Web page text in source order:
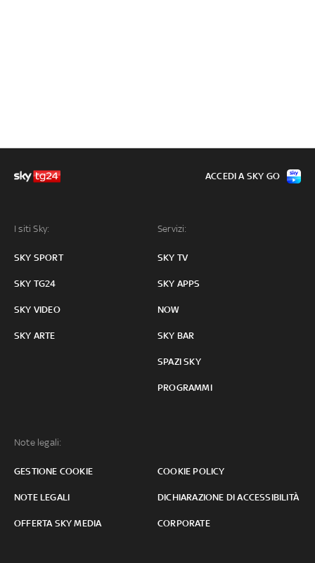
I siti Sky:
SKY SPORT
SKY TG24
SKY VIDEO
SKY ARTE
Servizi:
SKY TV
SKY APPS
NOW
SKY BAR
SPAZI SKY
PROGRAMMI
Note legali:
GESTIONE COOKIE COOKIE POLICY
NOTE LEGALI DICHIARAZIONE DI ACCESSIBILITÀ
OFFERTA SKY MEDIA CORPORATE
ACCEDI A SKY GO